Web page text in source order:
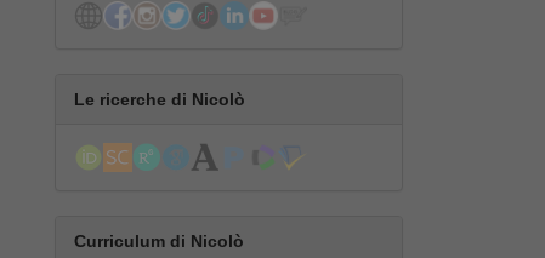
Le ricerche di Nicolò
Curriculum di Nicolò